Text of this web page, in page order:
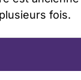
fois.